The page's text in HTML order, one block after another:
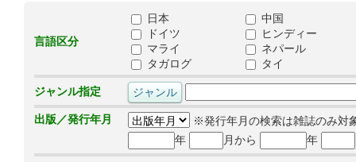
言語区分
日本
中国
ドイツ
ヒンディー
マライ
ネパール
タガログ
タイ
ジャンル指定
出版／発行年月
※発行年月の検索は雑誌のみ対
年
月から 年